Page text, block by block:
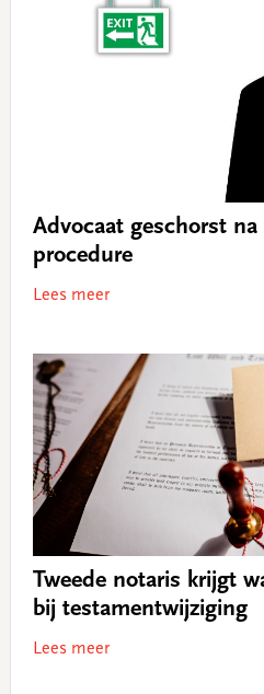
Advocaat geschorst
procedure
Lees meer
Tweede notaris krijgt
bij testamentwijziging
Lees meer